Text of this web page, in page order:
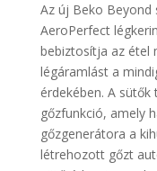
Az új Beko
AeroPerfect
bebiztosítja az étel
légáramlást a
érdekében. A
gőzfunkció, amely
gőzgenerátora a
létrehozott gőzt